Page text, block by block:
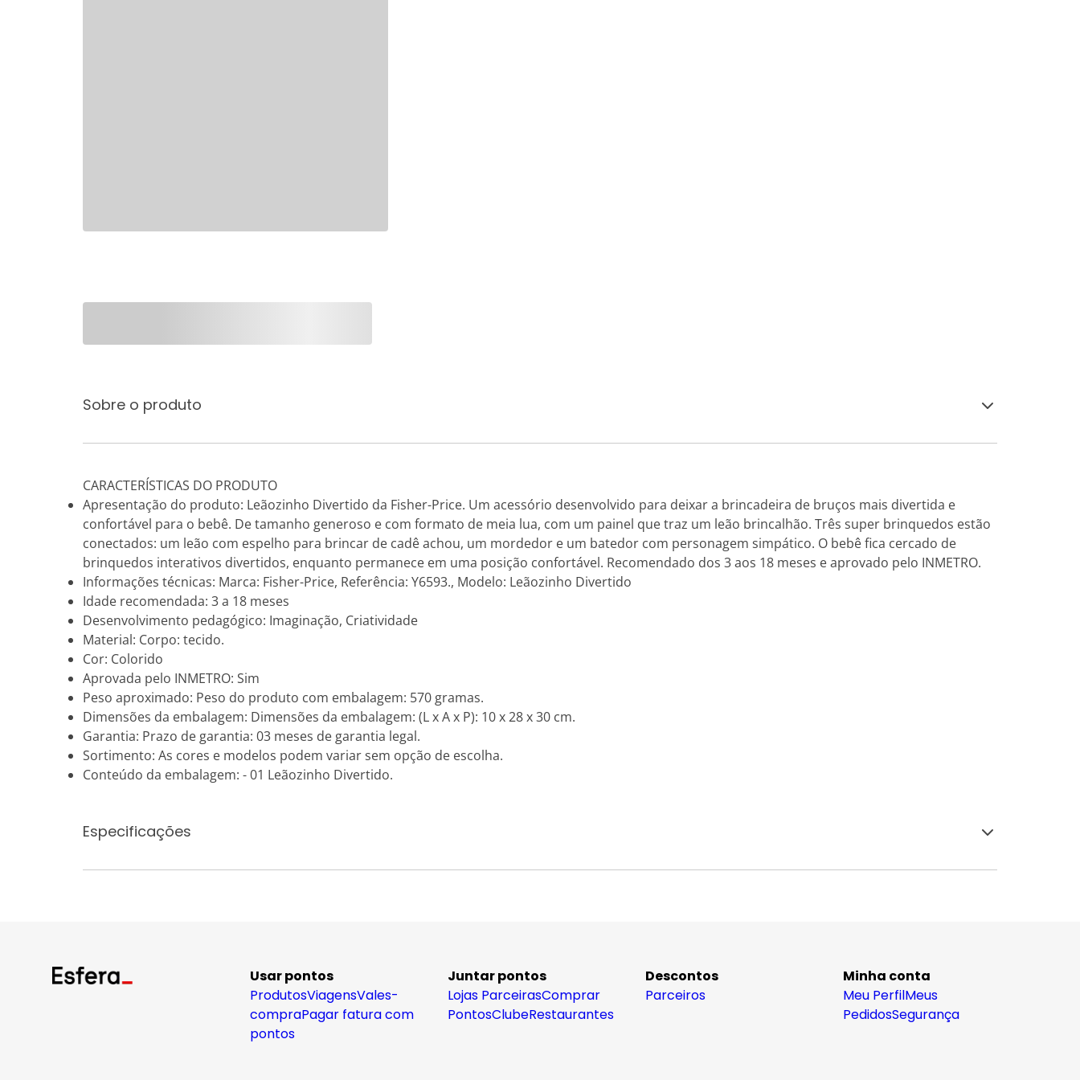
Sobre o produto
CARACTERÍSTICAS DO PRODUTO
Apresentação do produto: Leãozinho Divertido da Fisher-Price. Um acessório desenvolvido para deixar a brincadeira de bruços mais divertida e
confortável para o bebê. De tamanho generoso e com formato de meia lua, com um painel que traz um leão brincalhão. Três super brinquedos estão
conectados: um leão com espelho para brincar de cadê achou, um mordedor e um batedor com personagem simpático. O bebê fica cercado de
brinquedos interativos divertidos, enquanto permanece em uma posição confortável. Recomendado dos 3 aos 18 meses e aprovado pelo INMETRO.
Informações técnicas: Marca: Fisher-Price, Referência: Y6593., Modelo: Leãozinho Divertido
Idade recomendada: 3 a 18 meses
Desenvolvimento pedagógico: Imaginação, Criatividade
Material: Corpo: tecido.
Cor: Colorido
Aprovada pelo INMETRO: Sim
Peso aproximado: Peso do produto com embalagem: 570 gramas.
Dimensões da embalagem: Dimensões da embalagem: (L x A x P): 10 x 28 x 30 cm.
Garantia: Prazo de garantia: 03 meses de garantia legal.
Sortimento: As cores e modelos podem variar sem opção de escolha.
Conteúdo da embalagem: - 01 Leãozinho Divertido.
Especificações
Usar pontos
ProdutosViagensVales-
compraPagar fatura com
pontos
Juntar pontos
Lojas ParceirasComprar
PontosClubeRestaurantes
Descontos
Parceiros
Minha conta
Meu PerfilMeus
PedidosSegurança